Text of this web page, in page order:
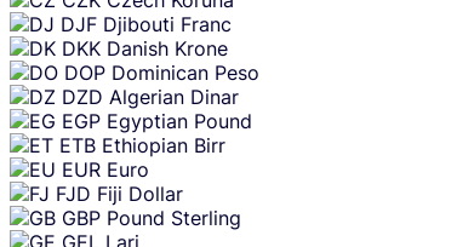
DJF Djibouti Franc
DKK Danish Krone
DOP Dominican Peso
DZD Algerian Dinar
EGP Egyptian Pound
ETB Ethiopian Birr
EUR Euro
FJD Fiji Dollar
GBP Pound Sterling
GEL Lari